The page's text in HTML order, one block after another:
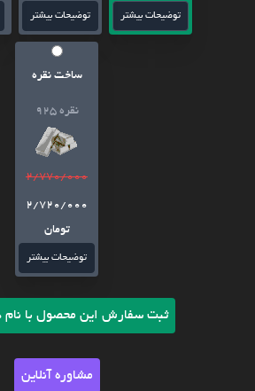
توضیحات بیشتر توضیحات بیشتر
ساخت نقره
نقره 925
2/770/000
2/720/000
تومان
توضیحات بیشتر
ثبت سفارش این محصول با نام
مشاوره آنلاین